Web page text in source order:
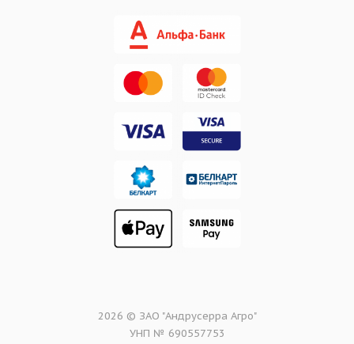
2026 © ЗАО "Андрусерра Агро"
УНП № 690557753